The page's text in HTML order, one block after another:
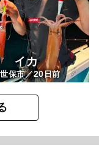
イカ
保市／20日前